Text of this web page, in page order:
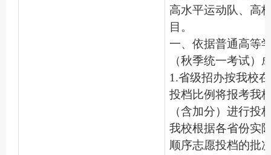
高水平运动队、高
目。
一、依据普通高等
（秋季统一考试）
1.省级招办按我校
投档比例将报考我
（含加分）进行投
我校根据各省份实
顺序志愿投档的批